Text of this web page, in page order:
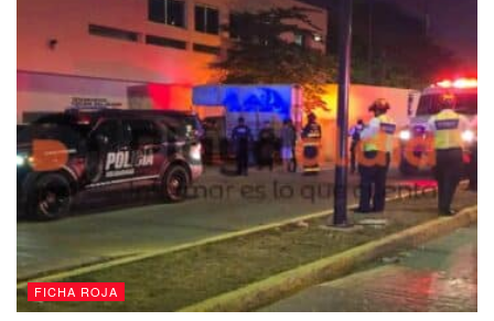
FICHA ROJA